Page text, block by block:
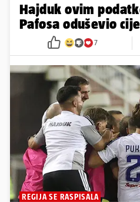
Hajduk ovim
Pafosa oduševio
7
REGIJA SE RASPISALA